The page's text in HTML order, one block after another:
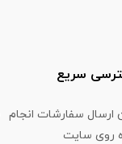
سریع
ارسال سفارشات انجام
روی سایت